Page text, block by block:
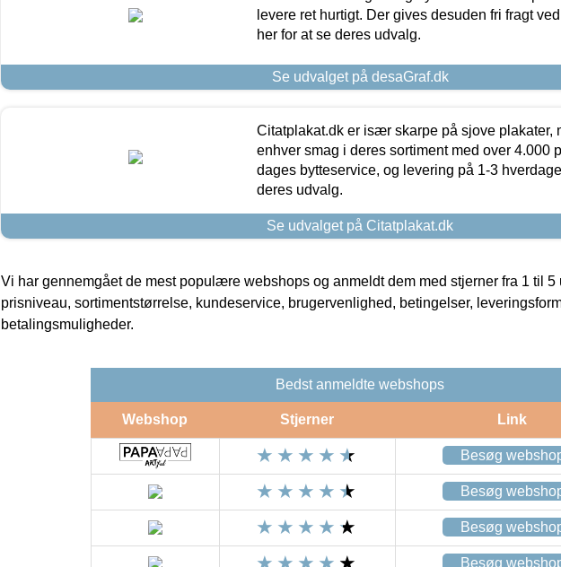
levere ret hurtigt. Der gives desuden fri fragt
her for at se deres udvalg.
Se udvalget på desaGraf.dk
Citatplakat.dk er især skarpe på sjove plakater,
enhver smag i deres sortiment med over 4.000
dages bytteservice, og levering på 1-3
deres udvalg.
Se udvalget på Citatplakat.dk
Vi har gennemgået de mest populære webshops og anmeldt dem med stjerner fra 1 til 5
prisniveau, sortimentstørrelse, kundeservice, brugervenlighed, betingelser,
betalingsmuligheder.
Bedst anmeldte webshops
Webshop Stjerner Link
Besøg
Besøg
Besøg
Besøg